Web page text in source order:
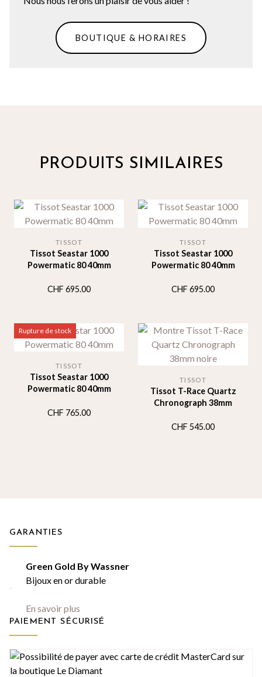
BOUTIQUE & HORAIRES
PRODUITS SIMILAIRES
Tissot Seastar 1000
Powermatic 80 40mm
TISSOT
CHF 695.00
Tissot Seastar 1000
Powermatic 80 40mm
TISSOT
CHF 695.00
Rupture de stock
Tissot Seastar 1000
Powermatic 80 40mm
TISSOT
CHF 765.00
Tissot T-Race Quartz
Chronograph 38mm
TISSOT
CHF 545.00
GARANTIES
Green Gold By Wassner
Bijoux en or durable
En savoir plus
PAIEMENT SÉCURISÉ